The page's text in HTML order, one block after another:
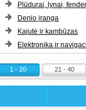
Plūdurai, lynai,
Denio įranga
Kajutė ir kambūzas
Elektronika ir
1 - 20 21 - 40